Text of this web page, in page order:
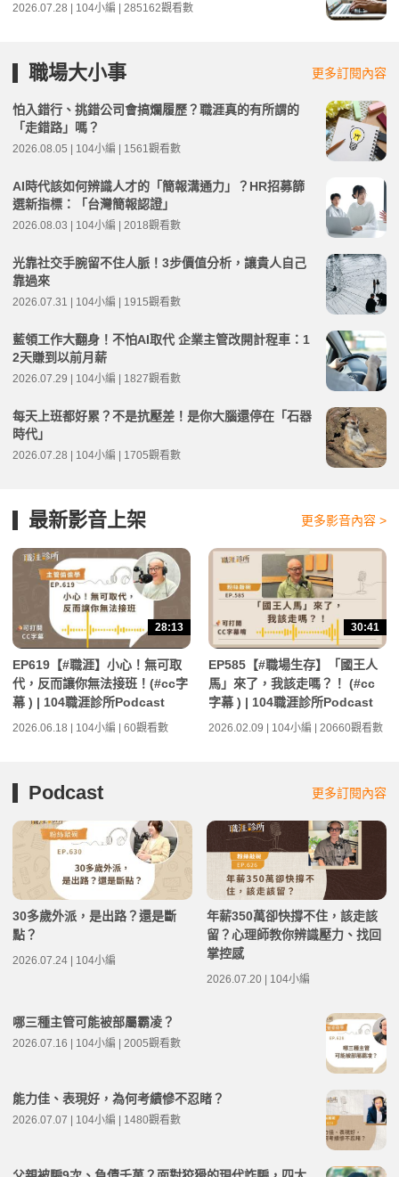
2026.07.28 | 104小編 | 285162觀看數
職場大小事 更多訂閱內容
怕入錯行、挑錯公司會搞爛履歷？職涯真的有所謂的
「走錯路」嗎？
2026.08.05 | 104小編 | 1561觀看數
AI時代該如何辨識人才的「簡報溝通力」？HR招募篩
選新指標：「台灣簡報認證」
2026.08.03 | 104小編 | 2018觀看數
光靠社交手腕留不住人脈！3步價值分析，讓貴人自己
靠過來
2026.07.31 | 104小編 | 1915觀看數
藍領工作大翻身！不怕AI取代 企業主管改開計程車：1
2天賺到以前月薪
2026.07.29 | 104小編 | 1827觀看數
每天上班都好累？不是抗壓差！是你大腦還停在「石器
時代」
2026.07.28 | 104小編 | 1705觀看數
最新影音上架 更多影音內容 >
28:13
EP619【#職涯】小心！無可取
代，反而讓你無法接班！(#cc字
幕 ) | 104職涯診所Podcast
2026.06.18 | 104小編 | 60觀看數
30:41
EP585【#職場生存】「國王人
馬」來了，我該走嗎？！ (#cc
字幕 ) | 104職涯診所Podcast
2026.02.09 | 104小編 | 20660觀看數
Podcast 更多訂閱內容
30多歲外派，是出路？還是斷
點？
2026.07.24 | 104小編
年薪350萬卻快撐不住，該走該
留？心理師教你辨識壓力、找回
掌控感
2026.07.20 | 104小編
哪三種主管可能被部屬霸凌？
2026.07.16 | 104小編 | 2005觀看數
能力佳、表現好，為何考績慘不忍睹？
2026.07.07 | 104小編 | 1480觀看數